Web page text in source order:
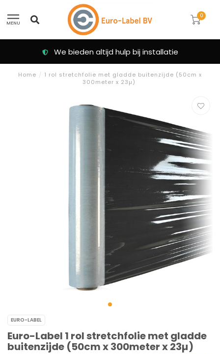
MENU
0
hulp bij installatie Klanten
Home / 1 rol stretchfolie met gladde buitenzijde (50cm x
300meter x 23µ)
EURO-LABEL
Euro-Label 1 rol stretchfolie met gladde
buitenzijde (50cm x 300meter x 23µ)